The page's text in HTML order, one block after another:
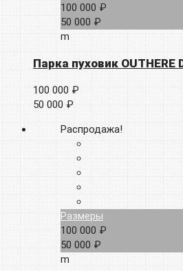
100 000 ₽
50 000 ₽
m
Парка пуховик OUTHERE
100 000 ₽
50 000 ₽
Распродажа!
Размеры
100 000 ₽
50 000 ₽
m